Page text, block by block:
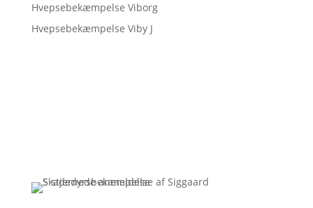
Hvepsebekæmpelse Viborg
Hvepsebekæmpelse Viby J